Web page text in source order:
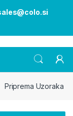
Priprema Uzoraka